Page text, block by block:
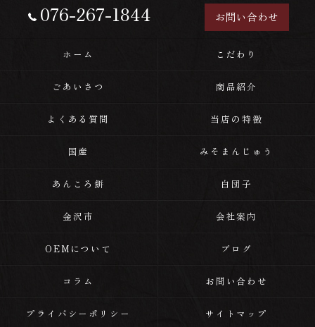
076-267-1844 お問い合わせ
ホーム こだわり
ごあいさつ 商品紹介
よくある質問 当店の特徴
国産 みそまんじゅう
あんころ餅 白団子
金沢市 会社案内
OEMについて ブログ
コラム お問い合わせ
プライバシーポリシー サイトマップ